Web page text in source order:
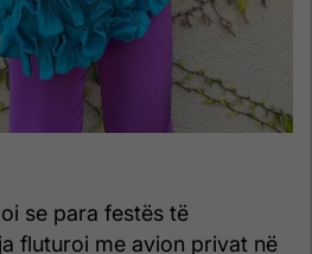
se para festës të
fluturoi me avion privat në